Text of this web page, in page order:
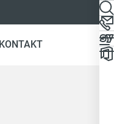
KONTAKT